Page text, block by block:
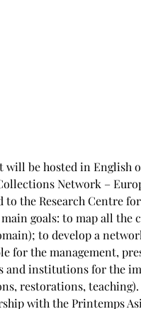
will be hosted in English
Network –
to the Research Centre
goals: to map all the
to develop a
for the management,
and institutions for the
restorations, teaching).
with the Printemps